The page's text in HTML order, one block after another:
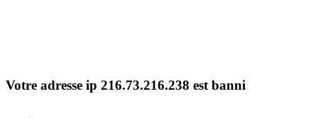
Votre adresse ip 216.73.216.238 est banni